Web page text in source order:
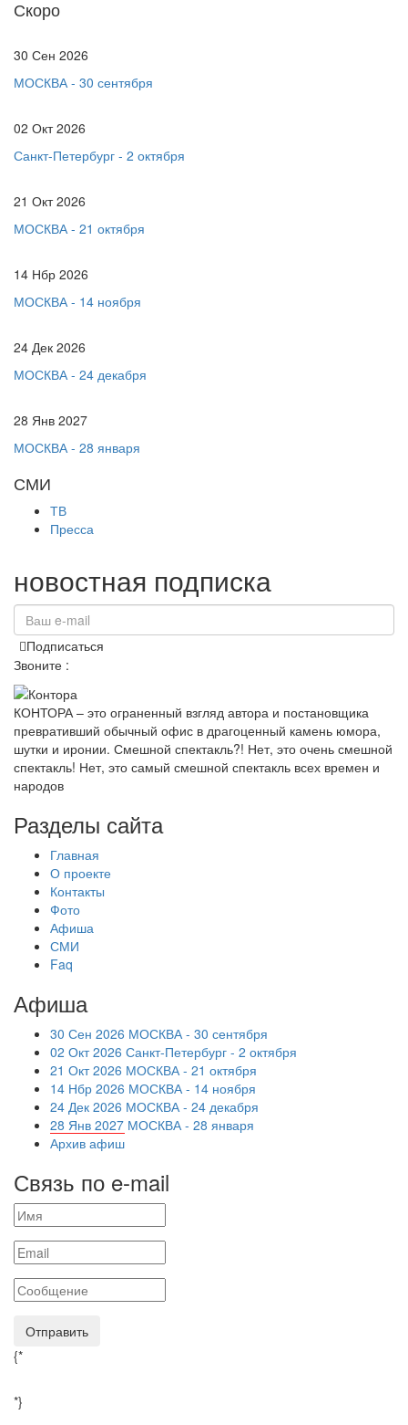
Скоро
30 Сен 2026
МОСКВА - 30 сентября
02 Окт 2026
Санкт-Петербург - 2 октября
21 Окт 2026
МОСКВА - 21 октября
14 Нбр 2026
МОСКВА - 14 ноября
24 Дек 2026
МОСКВА - 24 декабря
28 Янв 2027
МОСКВА - 28 января
СМИ
ТВ
Пресса
новостная подписка
Подписаться
Звоните :
КОНТОРА – это ограненный взгляд автора и постановщика
превративший обычный офис в драгоценный камень юмора,
шутки и иронии. Смешной спектакль?! Нет, это очень смешной
спектакль! Нет, это самый смешной спектакль всех времен и
народов
Разделы сайта
Главная
О проекте
Контакты
Фото
Афиша
СМИ
Faq
Афиша
30 Сен 2026 МОСКВА - 30 сентября
02 Окт 2026 Санкт-Петербург - 2 октября
21 Окт 2026 МОСКВА - 21 октября
14 Нбр 2026 МОСКВА - 14 ноября
24 Дек 2026 МОСКВА - 24 декабря
28 Янв 2027 МОСКВА - 28 января
Архив афиш
Связь по e-mail
Отправить
{*
*}